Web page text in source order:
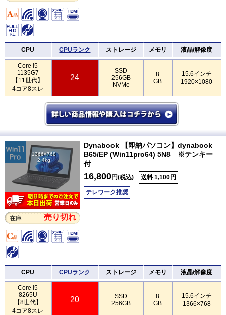
CPU CPUランク ストレージ メモリ 液晶/解像度
Core i5
1135G7
【11世代】
4コア8スレ
24
SSD
256GB
NVMe
8
GB
15.6インチ
1920×1080
1366×768
2.4kg
在庫 売り切れ
Dynabook 【即納パソコン】dynabook
B65/EP (Win11pro64) 5N8 ※テンキー
付
16,800円(税込) 送料 1,100円
テレワーク推奨
CPU CPUランク ストレージ メモリ 液晶/解像度
Core i5
8265U
【8世代】
4コア8スレ
20
SSD
256GB
8
GB
15.6インチ
1366×768